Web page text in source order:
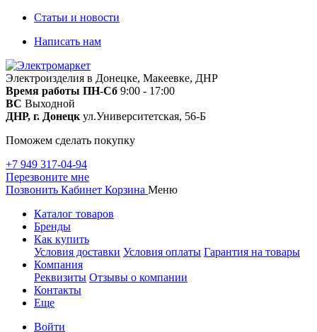
Статьи и новости
Написать нам
Электроизделия в Донецке, Макеевке, ДНР
Время работы ПН-Сб 9:00 - 17:00
ВС Выходной
ДНР, г. Донецк ул.Университетская, 56-Б
Поможем сделать покупку
+7 949 317-04-94
Перезвоните мне
Позвонить Кабинет Корзина Меню
Каталог товаров
Бренды
Как купить
Условия доставки Условия оплаты Гарантия на товары
Компания
Реквизиты Отзывы о компании
Контакты
Еще
Войти